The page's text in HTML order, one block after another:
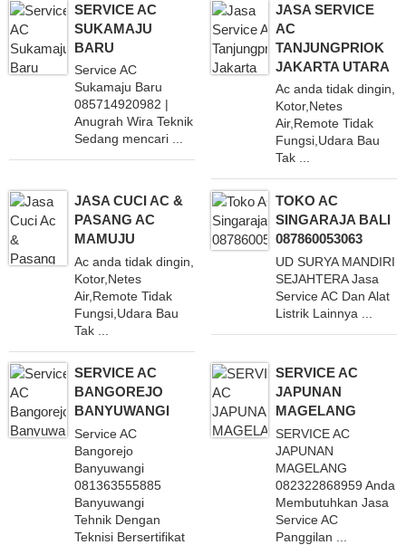
SERVICE AC
SUKAMAJU
BARU
Service AC
Sukamaju Baru
085714920982 |
Anugrah Wira Teknik
Sedang mencari ...
JASA SERVICE
AC
TANJUNGPRIOK
JAKARTA UTARA
Ac anda tidak dingin,
Kotor,Netes
Air,Remote Tidak
Fungsi,Udara Bau
Tak ...
JASA CUCI AC &
PASANG AC
MAMUJU
Ac anda tidak dingin,
Kotor,Netes
Air,Remote Tidak
Fungsi,Udara Bau
Tak ...
TOKO AC
SINGARAJA BALI
087860053063
UD SURYA MANDIRI
SEJAHTERA Jasa
Service AC Dan Alat
Listrik Lainnya ...
SERVICE AC
BANGOREJO
BANYUWANGI
Service AC
Bangorejo
Banyuwangi
081363555885
Banyuwangi
Tehnik Dengan
Teknisi Bersertifikat
SERVICE AC
JAPUNAN
MAGELANG
SERVICE AC
JAPUNAN
MAGELANG
082322868959 Anda
Membutuhkan Jasa
Service AC
Panggilan ...